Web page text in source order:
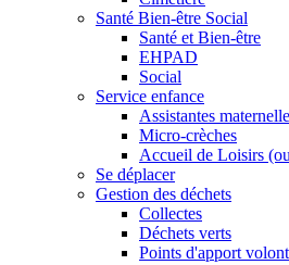
Santé Bien-être Social
Santé et Bien-être
EHPAD
Social
Service enfance
Assistantes
Micro-crèches
Accueil de Loisirs
Se déplacer
Gestion des déchets
Collectes
Déchets verts
Points d'apport